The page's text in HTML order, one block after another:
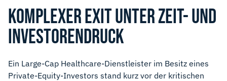
KOMPLEXER EXIT UNTER ZEIT- UND
INVESTORENDRUCK
Ein Large-Cap Healthcare-Dienstleister im Besitz eines
Private-Equity-Investors stand kurz vor der kritischen